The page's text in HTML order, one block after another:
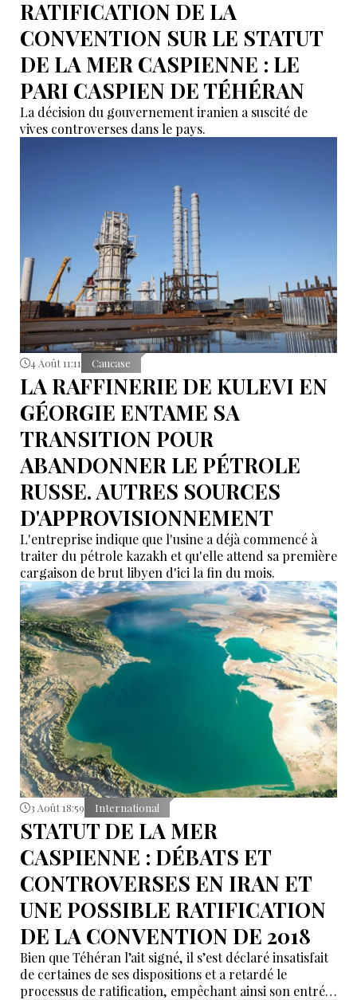
RATIFICATION DE LA
CONVENTION SUR LE STATUT
DE LA MER CASPIENNE : LE
PARI CASPIEN DE TÉHÉRAN
La décision du gouvernement iranien a suscité de
vives controverses dans le pays.
4 Août 11:11 Caucase
LA RAFFINERIE DE KULEVI EN
GÉORGIE ENTAME SA
TRANSITION POUR
ABANDONNER LE PÉTROLE
RUSSE. AUTRES SOURCES
D'APPROVISIONNEMENT
L'entreprise indique que l'usine a déjà commencé à
traiter du pétrole kazakh et qu'elle attend sa première
cargaison de brut libyen d'ici la fin du mois.
3 Août 18:59 International
STATUT DE LA MER
CASPIENNE : DÉBATS ET
CONTROVERSES EN IRAN ET
UNE POSSIBLE RATIFICATION
DE LA CONVENTION DE 2018
Bien que Téhéran l’ait signé, il s’est déclaré insatisfait
de certaines de ses dispositions et a retardé le
processus de ratification, empêchant ainsi son entrée